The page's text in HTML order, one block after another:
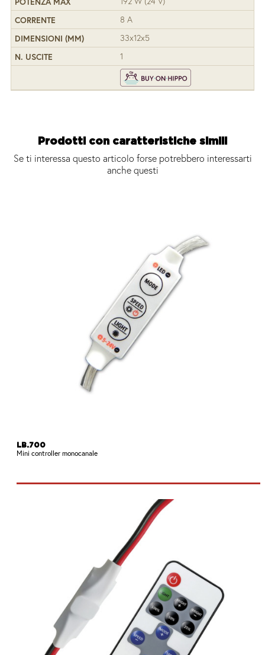
8 A
33x12x5
1
Prodotti con caratteristiche simili
Se ti interessa questo articolo forse potrebbero interessarti
anche questi
LB.700
Mini controller monocanale